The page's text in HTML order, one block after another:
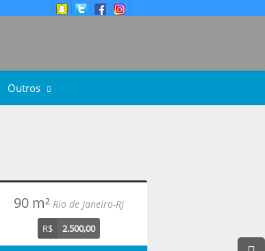
Outros
90 m²Rio de Janeiro-RJ
R$ 2.500,00
90 m²RIO DE JANEIRO-RJ
R$ 1.500,00